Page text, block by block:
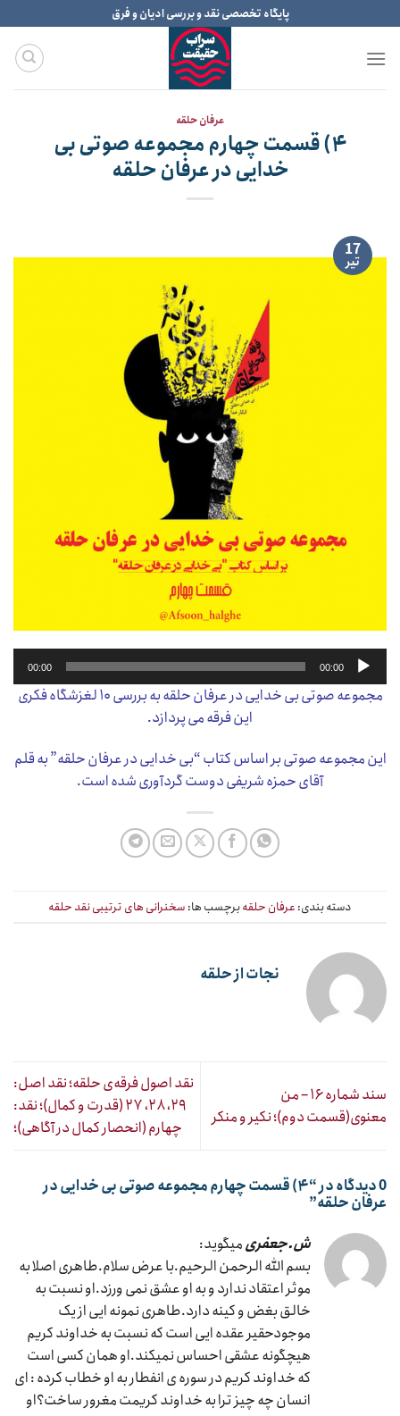
to
content
پایگاه تخصصی نقد و بررسی ادیان و فرق
عرفان حلقه
۴) قسمت چهارم مجموعه صوتی بی
خدایی در عرفان حلقه
17
تیر
پخش‌کننده
صوت
00:00
00:00
مجموعه صوتی بی خدایی در عرفان حلقه به بررسی ۱۰ لغزشگاه فکری
این فرقه می پردازد.
این مجموعه صوتی بر اساس کتاب “بی خدایی در عرفان حلقه” به قلم
آقای حمزه شریفی دوست گردآوری شده است.
دسته بندی: عرفان حلقهبرچسب ها: سخنرانی های ترتیبی نقد حلقه
نجات از حلقه
سند شماره ۱۶ – من
معنوی(قسمت دوم)؛ نکیر و منکر
نقد اصول فرقه‌ی حلقه؛ نقد اصل:
۲۹، ۲۸، ۲۷ (قدرت و کمال)؛ نقد:
چهارم (انحصار کمال در آگاهی)؛
0 دیدگاه در “ ۴) قسمت چهارم مجموعه صوتی بی خدایی در
عرفان حلقه”
ش.جعفریمیگوید:
بسم الله الرحمن الرحیم.با عرض سلام.طاهری اصلا به
موثر اعتقاد ندارد و به او عشق نمی ورزد.او نسبت به
خالق بغض و کینه دارد.طاهری نمونه ایی از یک
موجودحقیر عقده ایی است که نسبت به خداوند کریم
هیچگونه عشقی احساس نمیکند.او همان کسی است
که خداوند کریم در سوره ی انفطار به او خطاب کرده : ای
انسان چه چیز ترا به خداوند کریمت مغرور ساخت؟او